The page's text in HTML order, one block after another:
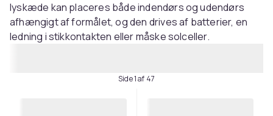
lyskæde kan placeres både indendørs og udendørs
afhængigt af formålet, og den drives af batterier, en
ledning i stikkontakten eller måske solceller.
Side 1 af 47